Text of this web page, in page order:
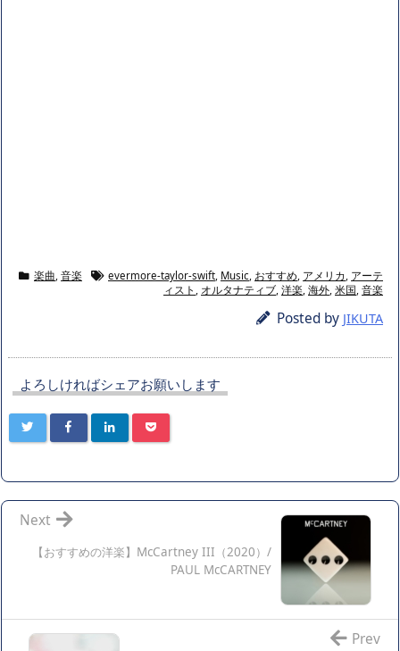
楽曲, 音楽 evermore-taylor-swift, Music, おすすめ, アメリカ , アーテ
ィスト , オルタナティブ, 洋楽, 海外, 米国, 音楽
Posted by JIKUTA
よろしければシェアお願いします
【おすすめの洋楽】McCartney III（2020）/
PAUL McCARTNEY
Next
Prev